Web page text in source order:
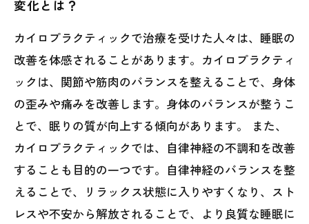
変化とは？
カイロプラクティックで治療を受けた人々は、睡眠の
改善を体感されることがあります。カイロプラクティ
ックは、関節や筋肉のバランスを整えることで、身体
の歪みや痛みを改善します。身体のバランスが整うこ
とで、眠りの質が向上する傾向があります。 また、
カイロプラクティックでは、自律神経の不調和を改善
することも目的の一つです。自律神経のバランスを整
えることで、リラックス状態に入りやすくなり、スト
レスや不安から解放されることで、より良質な睡眠に